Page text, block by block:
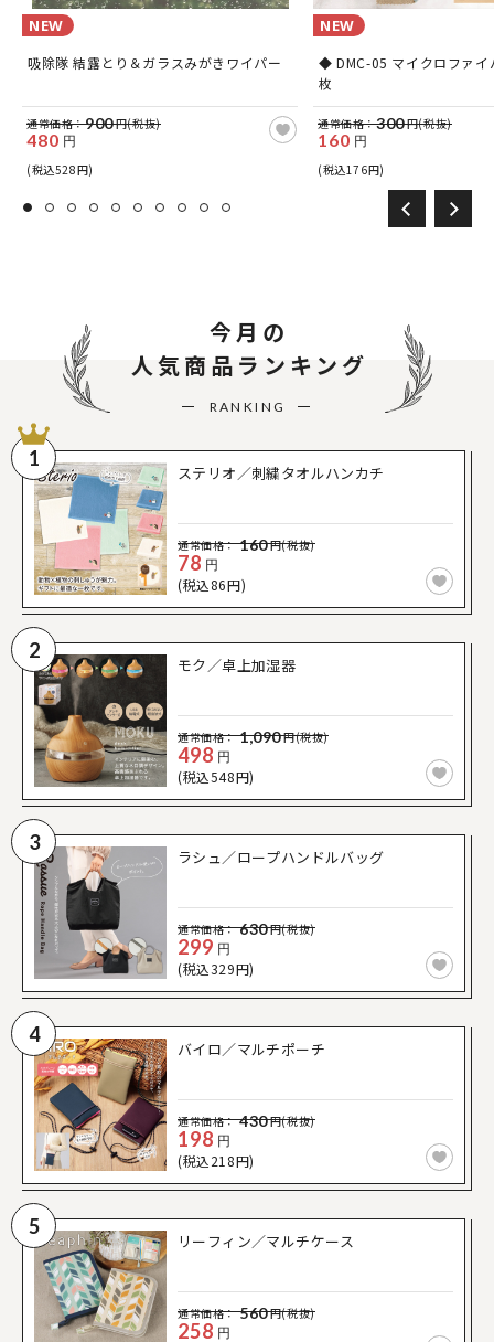
NEW
吸除隊 結露とり＆ガラスみがきワイパー
通常価格：900円(税抜)
480 円
(税込528円)
NEW
◆ DMC-05 マイクロファイ
枚
通常価格：300円(税抜)
160 円
(税込176円)
今月の
人気商品ランキング
RANKING
1
ステリオ／刺繍タオルハンカチ
通常価格： 160円(税抜)
78 円
(税込86円)
2
モク／卓上加湿器
通常価格： 1,090円(税抜)
498 円
(税込548円)
3
ラシュ／ロープハンドルバッグ
通常価格： 630円(税抜)
299 円
(税込329円)
4
バイロ／マルチポーチ
通常価格： 430円(税抜)
198 円
(税込218円)
5
リーフィン／マルチケース
通常価格： 560円(税抜)
258 円